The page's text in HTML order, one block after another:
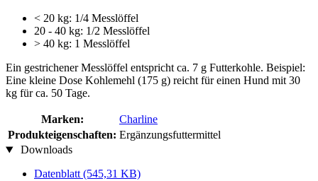
< 20 kg: 1/4 Messlöffel
20 - 40 kg: 1/2 Messlöffel
> 40 kg: 1 Messlöffel
Ein gestrichener Messlöffel entspricht ca. 7 g Futterkohle. Beispiel:
Eine kleine Dose Kohlemehl (175 g) reicht für einen Hund mit 30
kg für ca. 50 Tage.
Marken:
Charline
Produkteigenschaften: Ergänzungsfuttermittel
Downloads
Datenblatt (545,31 KB)